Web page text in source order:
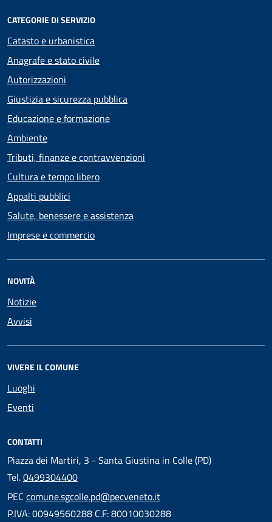
CATEGORIE DI SERVIZIO
Catasto e urbanistica
Anagrafe e stato civile
Autorizzazioni
Giustizia e sicurezza pubblica
Educazione e formazione
Ambiente
Tributi, finanze e contravvenzioni
Cultura e tempo libero
Appalti pubblici
Salute, benessere e assistenza
Imprese e commercio
NOVITÀ
Notizie
Avvisi
VIVERE IL COMUNE
Luoghi
Eventi
CONTATTI
Piazza dei Martiri, 3 - Santa Giustina in Colle (PD)
Tel.0499304400
PEC comune.sgcolle.pd@pecveneto.it
P.IVA: 00949560288 C.F: 80010030288